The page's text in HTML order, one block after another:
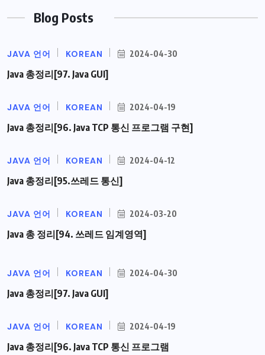
Blog Posts
JAVA 언어 KOREAN 2024-04-30
Java 총정리[97. Java GUI]
JAVA 언어 KOREAN 2024-04-19
Java 총정리[96. Java TCP 통신 프로그램 구현]
JAVA 언어 KOREAN 2024-04-12
Java 총정리[95.쓰레드 통신]
JAVA 언어 KOREAN 2024-03-20
Java 총 정리[94. 쓰레드 임계영역]
JAVA 언어 KOREAN 2024-04-30
Java 총정리[97. Java GUI]
JAVA 언어 KOREAN 2024-04-19
Java 총정리[96. Java TCP 통신 프로그램